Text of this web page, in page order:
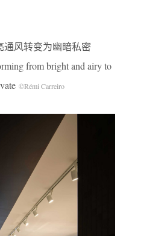
风转变为幽暗私密
from bright and airy to
©Rémi Carreiro